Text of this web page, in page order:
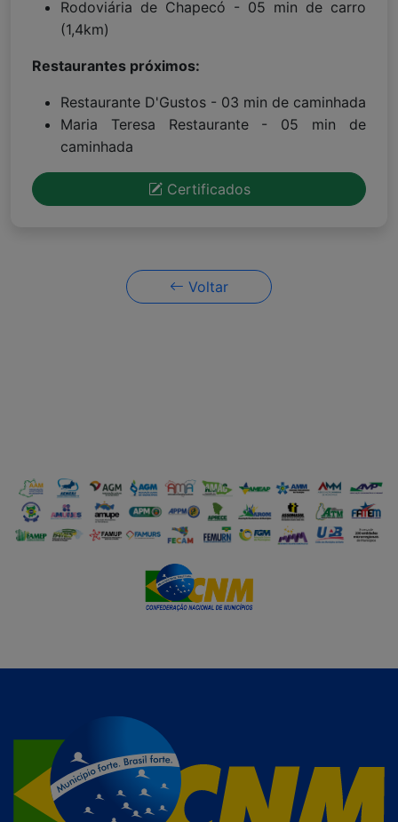
Rodoviária de Chapecó - 05 min de carro
(1,4km)
Restaurantes próximos:
Restaurante D'Gustos - 03 min de caminhada
Maria Teresa Restaurante - 05 min de
caminhada
Certificados
Voltar